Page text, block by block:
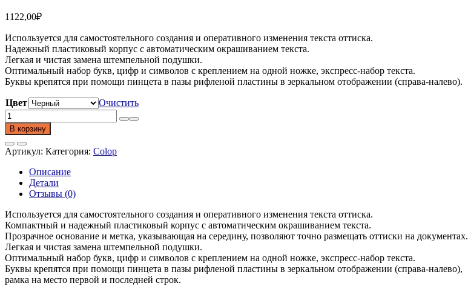
1122,00₽
Используется для самостоятельного создания и оперативного изменения текста оттиска.
Надежный пластиковый корпус с автоматическим окрашиванием текста.
Легкая и чистая замена штемпельной подушки.
Оптимальный набор букв, цифр и символов с креплением на одной ножке, экспресс-набор текста.
Буквы крепятся при помощи пинцета в пазы рифленой пластины в зеркальном отображении (справа-налево).
Цвет
Очистить
Количество
товара
Штамп
самонаборный
автоматический
Printer
F
Compact.
Размер
поля
59*23мм
В корзину
Артикул: Категория: Colop
Описание
Детали
Отзывы (0)
Используется для самостоятельного создания и оперативного изменения текста оттиска.
Компактный и надежный пластиковый корпус с автоматическим окрашиванием текста.
Прозрачное основание и метка, указывающая на середину, позволяют точно размещать оттиски на документах.
Легкая и чистая замена штемпельной подушки.
Оптимальный набор букв, цифр и символов с креплением на одной ножке, экспресс-набор текста.
Буквы крепятся при помощи пинцета в пазы рифленой пластины в зеркальном отображении (справа-налево),
рамка на место первой и последней строк.